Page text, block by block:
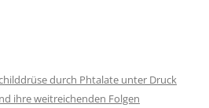
durch Phtalate unter Druck
ihre weitreichenden Folgen